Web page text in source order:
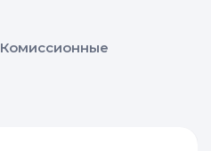
Комиссионные